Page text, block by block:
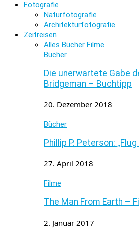
Fotografie
Naturfotografie
Architekturfotografie
Zeitreisen
Alles Bücher Filme
Bücher
Die unerwartete Gabe
Bridgeman – Buchtipp
20. Dezember 2018
Bücher
Phillip P. Peterson:
27. April 2018
Filme
The Man From Earth –
2. Januar 2017